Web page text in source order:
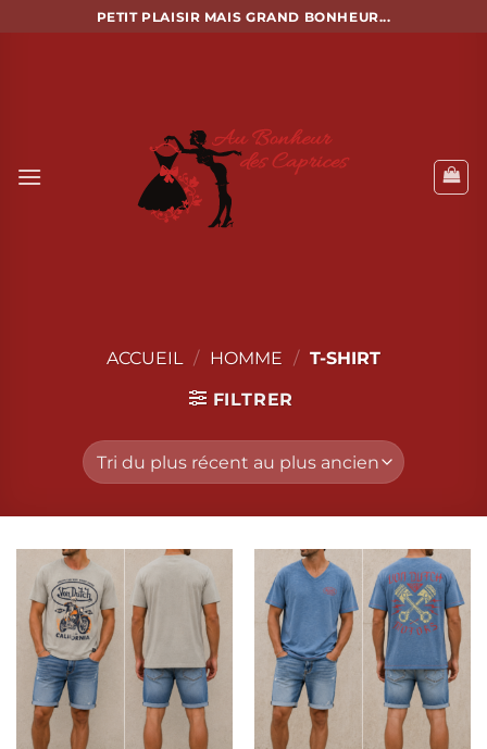
PETIT PLAISIR MAIS GRAND BONHEUR...
ACCUEIL / HOMME / T-SHIRT
FILTRER